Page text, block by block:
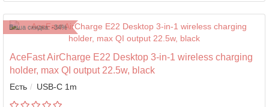
Ваша скидка: -34%
AceFast AirCharge E22 Desktop 3-in-1 wireless charging
holder, max QI output 22.5w, black
Есть USB-C 1m